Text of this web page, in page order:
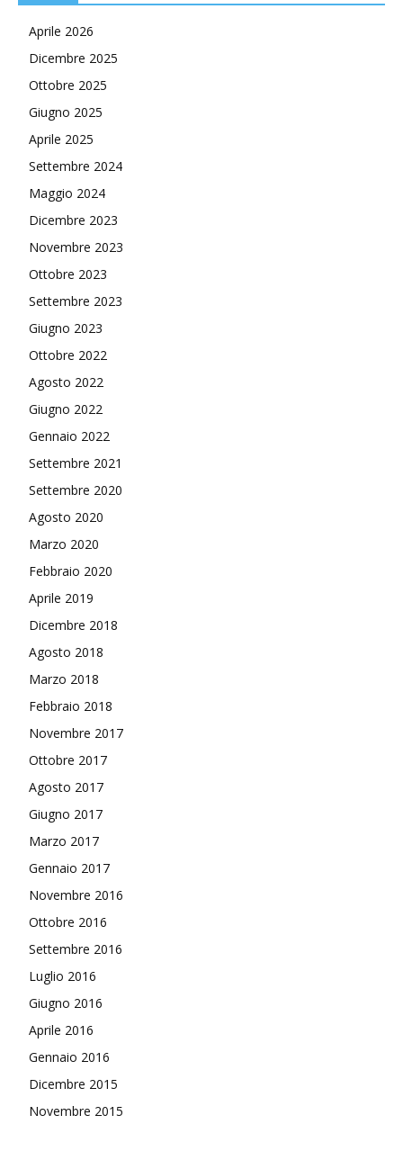
Aprile 2026
Dicembre 2025
Ottobre 2025
Giugno 2025
Aprile 2025
Settembre 2024
Maggio 2024
Dicembre 2023
Novembre 2023
Ottobre 2023
Settembre 2023
Giugno 2023
Ottobre 2022
Agosto 2022
Giugno 2022
Gennaio 2022
Settembre 2021
Settembre 2020
Agosto 2020
Marzo 2020
Febbraio 2020
Aprile 2019
Dicembre 2018
Agosto 2018
Marzo 2018
Febbraio 2018
Novembre 2017
Ottobre 2017
Agosto 2017
Giugno 2017
Marzo 2017
Gennaio 2017
Novembre 2016
Ottobre 2016
Settembre 2016
Luglio 2016
Giugno 2016
Aprile 2016
Gennaio 2016
Dicembre 2015
Novembre 2015